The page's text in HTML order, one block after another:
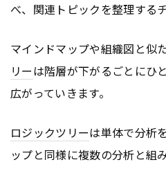
べ、関連トピックを整理する
マインドマップや組織図と似
リーは階層が下がるごとにひ
広がっていきます。
ロジックツリーは単体で分析
ップと同様に複数の分析と組